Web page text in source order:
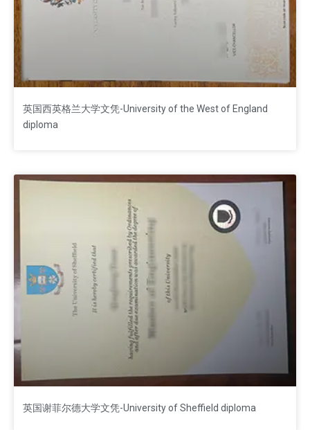
英国西英格兰大学文凭-University of the West of England
diploma
英国谢菲尔德大学文凭-University of Sheffield diploma